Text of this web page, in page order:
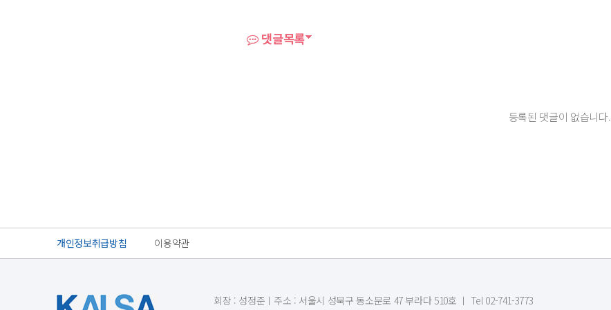
댓글목록
등록된 댓글이 없습니다.
개인정보취급방침 이용약관
회장 : 성정준ㅣ주소 : 서울시 성북구 동소문로 47 부라다 510호 ㅣ Tel 02-741-3773